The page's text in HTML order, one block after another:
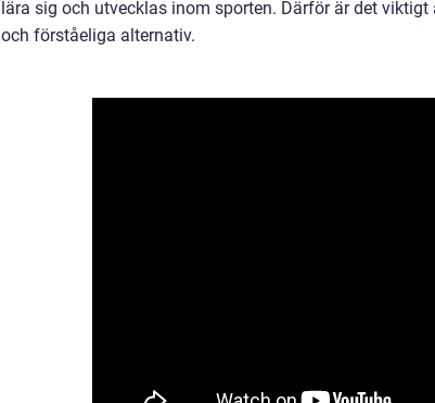
lära sig och utvecklas inom sporten. Därför är det
och förståeliga alternativ.